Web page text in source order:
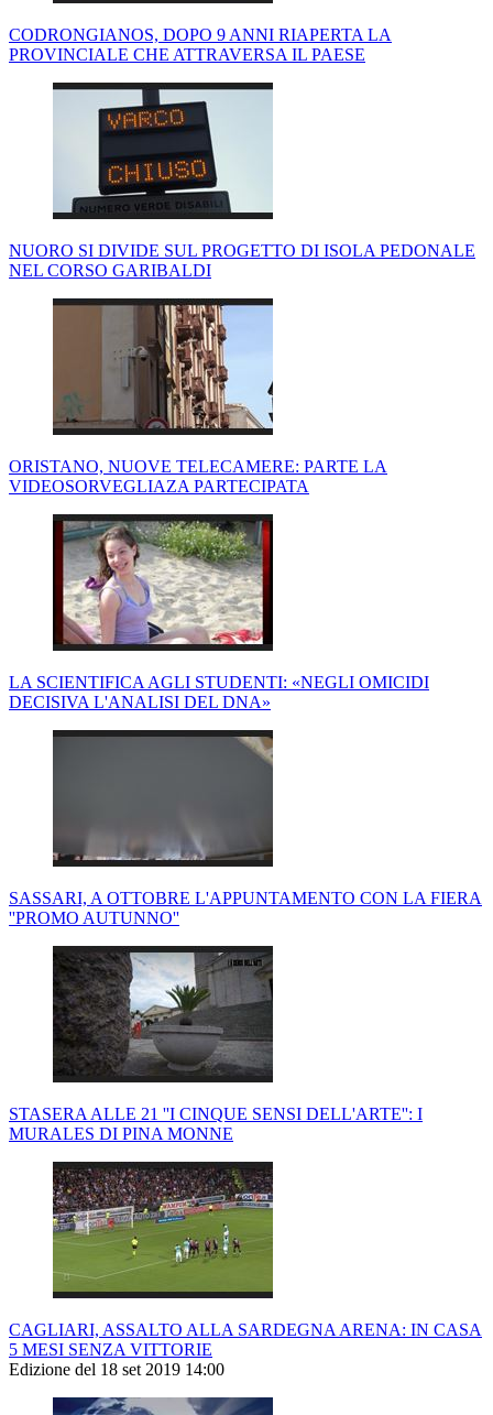
CODRONGIANOS, DOPO 9 ANNI RIAPERTA LA
PROVINCIALE CHE ATTRAVERSA IL PAESE
NUORO SI DIVIDE SUL PROGETTO DI ISOLA PEDONALE
NEL CORSO GARIBALDI
ORISTANO, NUOVE TELECAMERE: PARTE LA
VIDEOSORVEGLIAZA PARTECIPATA
LA SCIENTIFICA AGLI STUDENTI: «NEGLI OMICIDI
DECISIVA L'ANALISI DEL DNA»
SASSARI, A OTTOBRE L'APPUNTAMENTO CON LA FIERA
''PROMO AUTUNNO''
STASERA ALLE 21 ''I CINQUE SENSI DELL'ARTE'': I
MURALES DI PINA MONNE
CAGLIARI, ASSALTO ALLA SARDEGNA ARENA: IN CASA
5 MESI SENZA VITTORIE
Edizione del 18 set 2019 14:00